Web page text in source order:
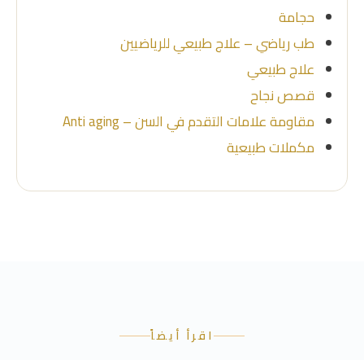
حجامة
طب رياضي – علاج طبيعي للرياضيين
علاج طبيعي
قصص نجاح
مقاومة علامات التقدم في السن – Anti aging
مكملات طبيعية
اقرأ أيضاً